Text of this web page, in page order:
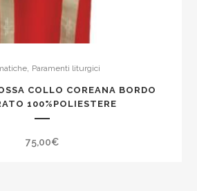
, Paramenti liturgici
COLLO COREANA BORDO
100%POLIESTERE
75,00€